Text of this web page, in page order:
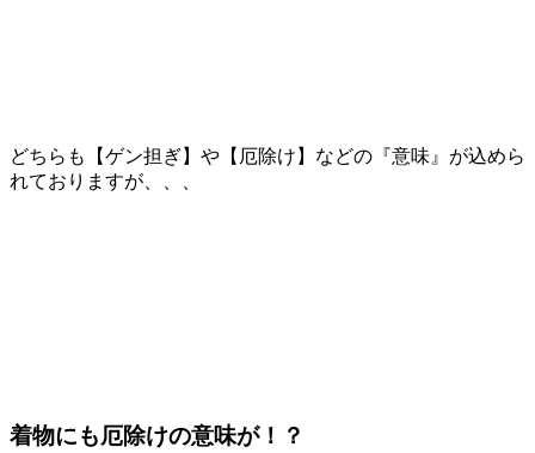
どちらも【ゲン担ぎ】や【厄除け】などの『意味』が込めら
れておりますが、、、
着物にも厄除けの意味が！？